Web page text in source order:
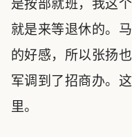
是按部就班，我这
就是来等退休的。
的好感，所以张扬
军调到了招商办。
里。